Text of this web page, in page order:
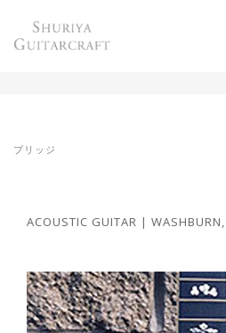
オリジナルブリッジを写
ブリッジ
ACOUSTIC GUITAR |